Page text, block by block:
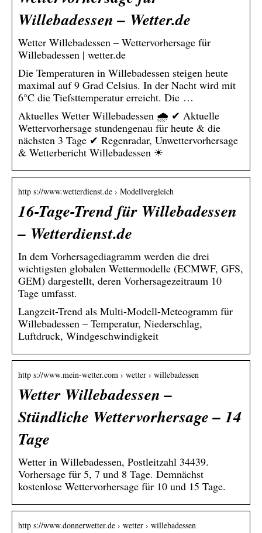
Willebadessen – Wetter.de
Wetter Willebadessen – Wettervorhersage für
Willebadessen | wetter.de
Die Temperaturen in Willebadessen steigen heute
maximal auf 9 Grad Celsius. In der Nacht wird mit
6°C die Tiefsttemperatur erreicht. Die …
Aktuelles Wetter Willebadessen 🌧️ ✔ Aktuelle
Wettervorhersage stundengenau für heute & die
nächsten 3 Tage ✔ Regenradar, Unwettervorhersage
& Wetterbericht Willebadessen ☀
http s://www.wetterdienst.de › Modellvergleich
16-Tage-Trend für Willebadessen
– Wetterdienst.de
In dem Vorhersagediagramm werden die drei
wichtigsten globalen Wettermodelle (ECMWF, GFS,
GEM) dargestellt, deren Vorhersagezeitraum 10
Tage umfasst.
Langzeit-Trend als Multi-Modell-Meteogramm für
Willebadessen – Temperatur, Niederschlag,
Luftdruck, Windgeschwindigkeit
http s://www.mein-wetter.com › wetter › willebadessen
Wetter Willebadessen –
Stündliche Wettervorhersage – 14
Tage
Wetter in Willebadessen, Postleitzahl 34439.
Vorhersage für 5, 7 und 8 Tage. Demnächst
kostenlose Wettervorhersage für 10 und 15 Tage.
http s://www.donnerwetter.de › wetter › willebadessen